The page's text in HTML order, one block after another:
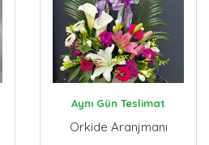
Aynı Gün Teslimat
Orkide Aranjmanı